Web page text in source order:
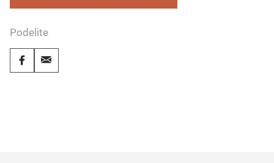
Podelite